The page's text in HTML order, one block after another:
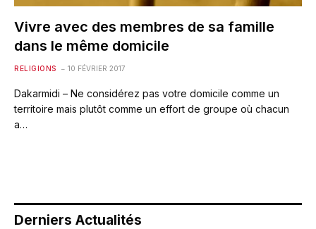
Vivre avec des membres de sa famille
dans le même domicile
RELIGIONS 10 FÉVRIER 2017
Dakarmidi – Ne considérez pas votre domicile comme un
territoire mais plutôt comme un effort de groupe où chacun
a…
Derniers Actualités